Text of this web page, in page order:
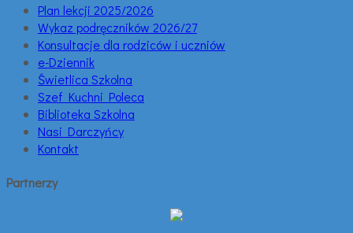
Plan lekcji 2025/2026
Wykaz podręczników 2026/27
Konsultacje dla rodziców i uczniów
e-Dziennik
Świetlica Szkolna
Szef Kuchni Poleca
Biblioteka Szkolna
Nasi Darczyńcy
Kontakt
Partnerzy